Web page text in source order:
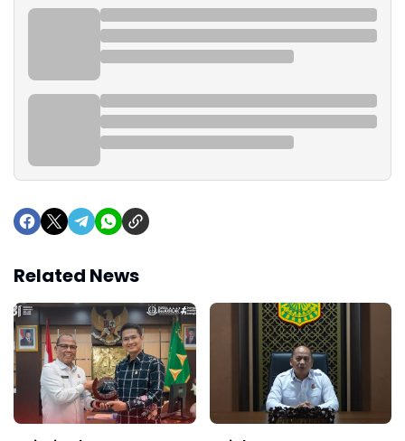
Related News